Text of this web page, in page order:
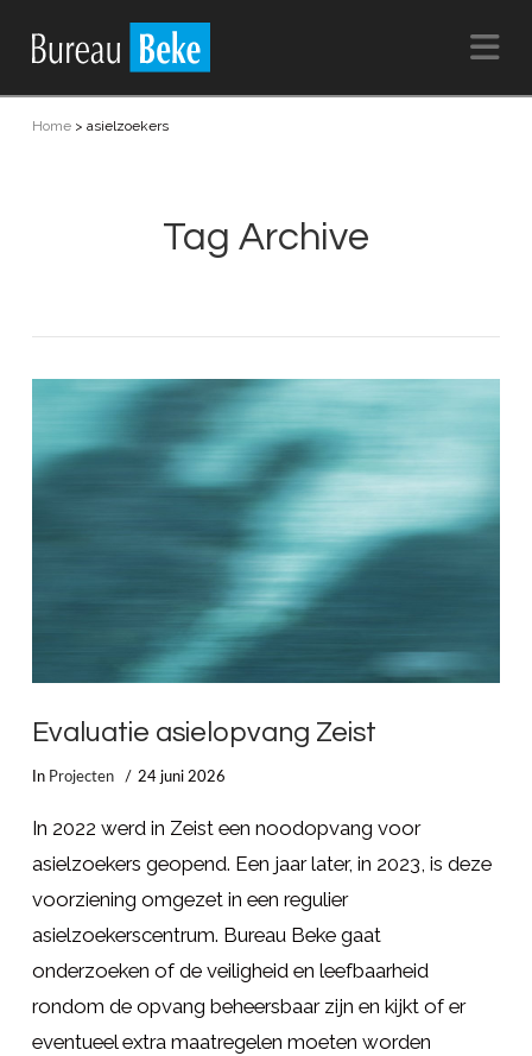
Home> asielzoekers
Tag Archive
Evaluatie asielopvang Zeist
In Projecten 24 juni 2026
In 2022 werd in Zeist een noodopvang voor
asielzoekers geopend. Een jaar later, in 2023, is deze
voorziening omgezet in een regulier
asielzoekerscentrum. Bureau Beke gaat
onderzoeken of de veiligheid en leefbaarheid
rondom de opvang beheersbaar zijn en kijkt of er
eventueel extra maatregelen moeten worden